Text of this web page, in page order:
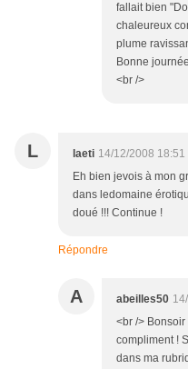
fallait bien
chaleureux
plume
Bonne
<br />
L laeti 14/12/2008 18:51
Eh bien jevois à mon
dans ledomaine
doué !!! Continue !
Répondre
A abeilles50
<br />
compliment !
dans ma